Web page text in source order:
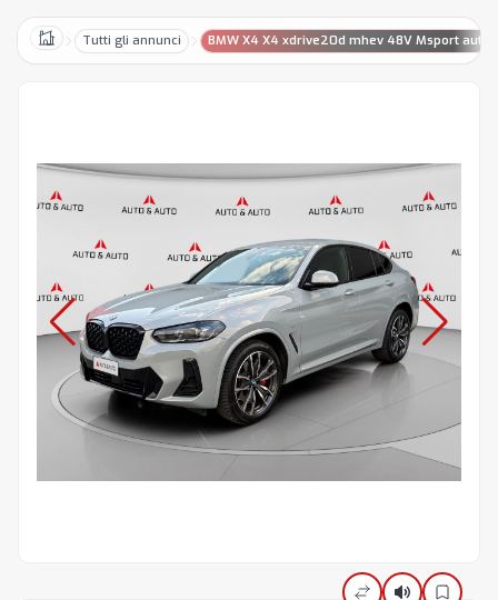
HomeTutti gli annunci BMW X4 X4 xdrive20d mhev 48V Msport auto